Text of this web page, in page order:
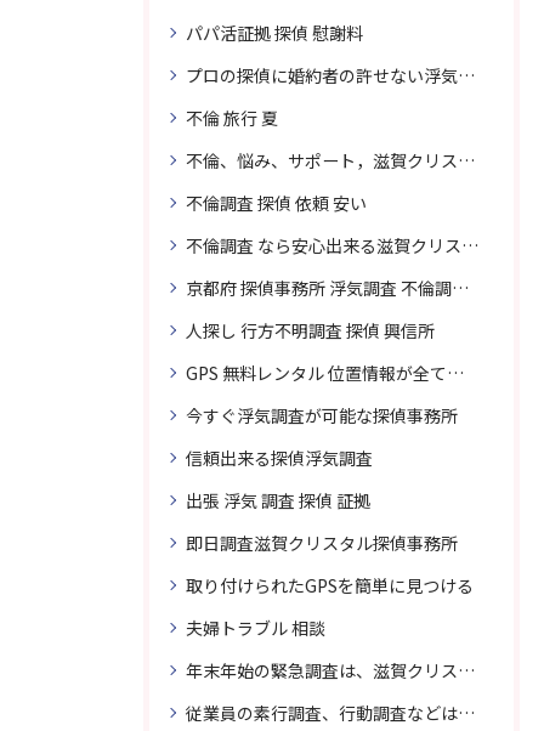
パパ活証拠 探偵 慰謝料
プロの探偵に婚約者の許せない浮気、無料相談で解決
不倫 旅行 夏
不倫、悩み、サポート，滋賀クリスタル探偵
不倫調査 探偵 依頼 安い
不倫調査 なら安心出来る滋賀クリスタル探偵事務所へご依頼
京都府 探偵事務所 浮気調査 不倫調査 専門 無料相談
人探し 行方不明調査 探偵 興信所
GPS 無料レンタル 位置情報が全てわかります
今すぐ浮気調査が可能な探偵事務所
信頼出来る探偵浮気調査
出張 浮気 調査 探偵 証拠
即日調査滋賀クリスタル探偵事務所
取り付けられたGPSを簡単に見つける
夫婦トラブル 相談
年末年始の緊急調査は、滋賀クリスタル探偵事務所へご相談
従業員の素行調査、行動調査などは、滋賀クリスタル探偵事務所へまずは、ご相談